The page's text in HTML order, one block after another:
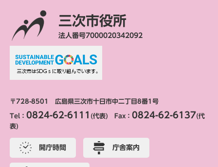
三次市役所
法人番号7000020342092
〒728-8501 広島県三次市十日市中二丁目8番1号
Tel： 0824-62-6111 (代表) Fax： 0824-62-6137(代
表)
開庁時間 庁舎案内